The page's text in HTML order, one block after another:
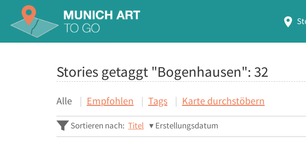
Stories getaggt "Bogenhausen": 32
Alle Empfohlen Tags Karte durchstöbern
Sortieren nach: Titel Erstellungsdatum